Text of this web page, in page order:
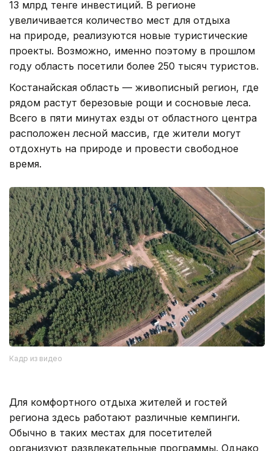
13 млрд тенге инвестиций. В регионе
увеличивается количество мест для отдыха
на природе, реализуются новые туристические
проекты. Возможно, именно поэтому в прошлом
году область посетили более 250 тысяч туристов.
Костанайская область — живописный регион, где
рядом растут березовые рощи и сосновые леса.
Всего в пяти минутах езды от областного центра
расположен лесной массив, где жители могут
отдохнуть на природе и провести свободное
время.
Кадр из видео
Для комфортного отдыха жителей и гостей
региона здесь работают различные кемпинги.
Обычно в таких местах для посетителей
организуют развлекательные программы. Однако